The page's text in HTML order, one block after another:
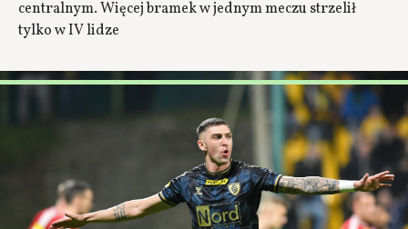
centralnym. Więcej bramek w jednym meczu strzelił
tylko w IV lidze